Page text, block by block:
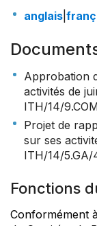
anglais
Approbation
activités de
ITH/14/
Projet de
sur ses
ITH/14/5.GA/
Fonctions
Conformément